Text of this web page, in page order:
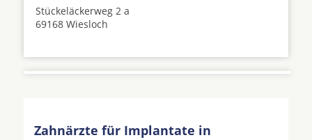
Stückeläckerweg 2 a
69168 Wiesloch
Zahnärzte für Implantate in